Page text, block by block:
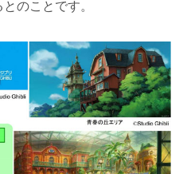
のことです。